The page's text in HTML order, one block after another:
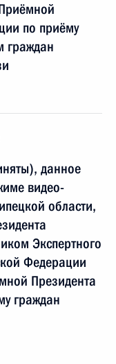
по приёму
граждан
данное
видео-
области,
Экспертного
Федерации
Президента
граждан